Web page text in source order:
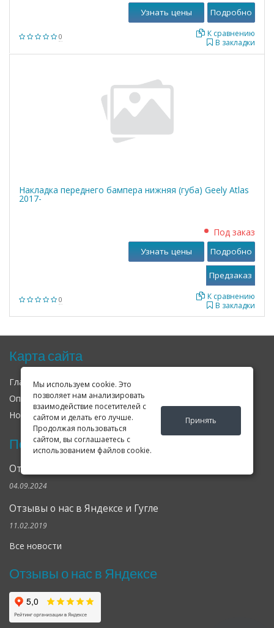
Мы используем cookie. Это
позволяет нам анализировать
взаимодействие посетителей с
сайтом и делать его лучше.
Продолжая пользоваться
сайтом, вы соглашаетесь с
использованием файлов cookie.
Принять
0
В закладки
К сравнению
Узнать цены Подробно
Накладка переднего бампера нижняя (губа) Geely Atlas
2017-
0
Под заказ
В закладки
К сравнению
Узнать цены Подробно
Карта сайта
Главная О нас
Оплата
Доставка
Новости
Оферта Соглашение
Последние новости
Открылся клубный сервис Geely в Петербурге
04.09.2024
Отзывы о нас в Яндексе и Гугле
11.02.2019
Все новости
Отзывы о нас в Яндексе